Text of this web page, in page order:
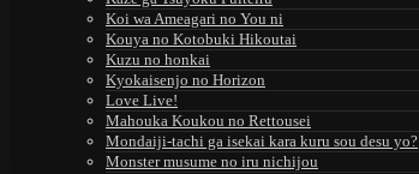
Koi wa Ameagari no You ni
Kouya no Kotobuki Hikoutai
Kuzu no honkai
Kyokaisenjo no Horizon
Love Live!
Mahouka Koukou no Rettousei
Mondaiji-tachi ga isekai kara kuru sou desu yo?
Monster musume no iru nichijou